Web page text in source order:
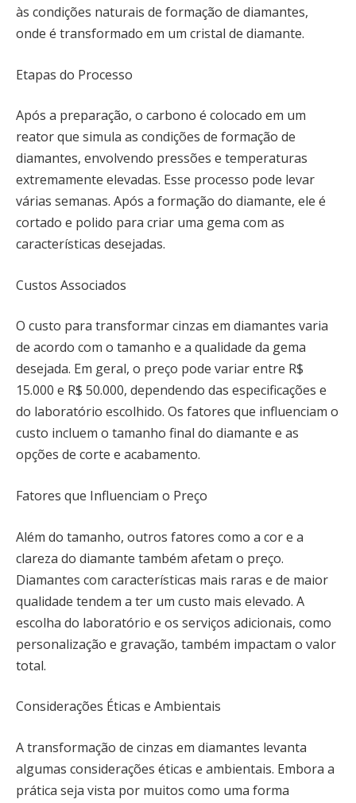
às condições naturais de formação de diamantes,
onde é transformado em um cristal de diamante.
Etapas do Processo
Após a preparação, o carbono é colocado em um
reator que simula as condições de formação de
diamantes, envolvendo pressões e temperaturas
extremamente elevadas. Esse processo pode levar
várias semanas. Após a formação do diamante, ele é
cortado e polido para criar uma gema com as
características desejadas.
Custos Associados
O custo para transformar cinzas em diamantes varia
de acordo com o tamanho e a qualidade da gema
desejada. Em geral, o preço pode variar entre R$
15.000 e R$ 50.000, dependendo das especificações e
do laboratório escolhido. Os fatores que influenciam o
custo incluem o tamanho final do diamante e as
opções de corte e acabamento.
Fatores que Influenciam o Preço
Além do tamanho, outros fatores como a cor e a
clareza do diamante também afetam o preço.
Diamantes com características mais raras e de maior
qualidade tendem a ter um custo mais elevado. A
escolha do laboratório e os serviços adicionais, como
personalização e gravação, também impactam o valor
total.
Considerações Éticas e Ambientais
A transformação de cinzas em diamantes levanta
algumas considerações éticas e ambientais. Embora a
prática seja vista por muitos como uma forma